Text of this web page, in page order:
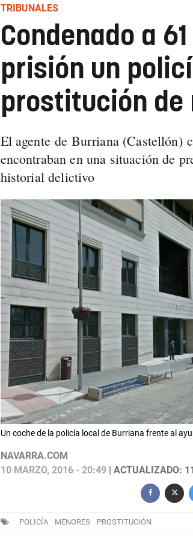
TRIBUNALES
Condenado a
prisión un
prostitución de
El agente de Burriana (Castellón)
encontraban en una situación de
historial delictivo
Un coche de la policía local de Burriana frente al
NAVARRA.COM
10 MARZO, 2016 - 20:49| ACTUALIZADO:
POLICÍA MENORES PROSTITUCIÓN